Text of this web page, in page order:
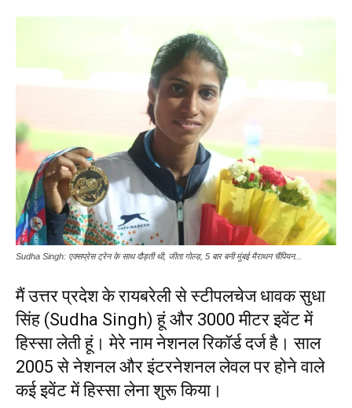
Sudha Singh: एक्सप्रेस ट्रेन के साथ दौड़ती थी, जीता गोल्ड, 5 बार बनी मुंबई मैराथन चैंपियन...
मैं उत्तर प्रदेश के रायबरेली से स्टीपलचेज धावक सुधा
सिंह (Sudha Singh) हूं और 3000 मीटर इवेंट में
हिस्सा लेती हूं। मेरे नाम नेशनल रिकॉर्ड दर्ज है। साल
2005 से नेशनल और इंटरनेशनल लेवल पर होने वाले
कई इवेंट में हिस्सा लेना शुरू किया।